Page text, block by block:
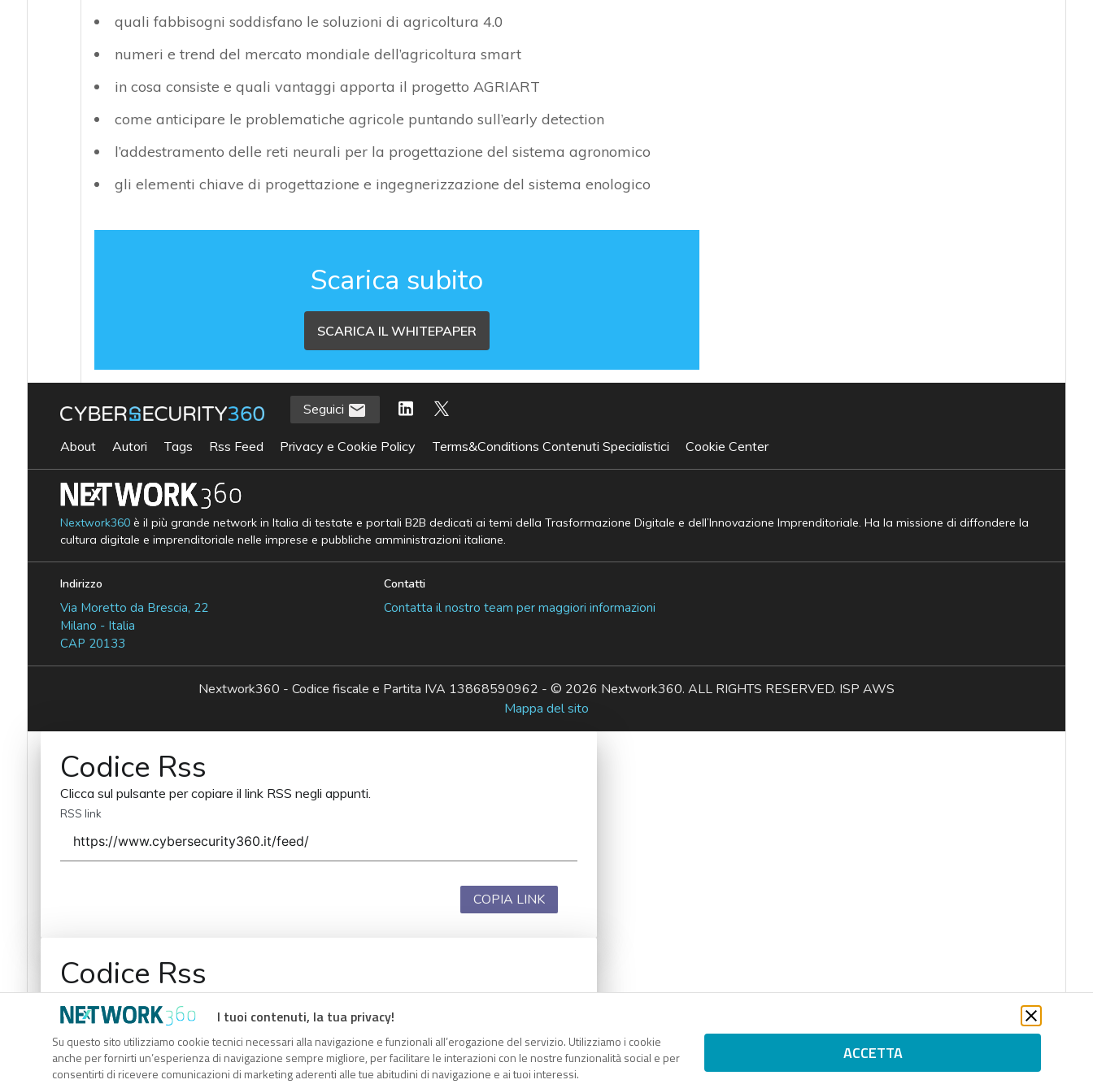
quali fabbisogni soddisfano le soluzioni di agricoltura 4.0
numeri e trend del mercato mondiale dell’agricoltura smart
in cosa consiste e quali vantaggi apporta il progetto AGRIART
come anticipare le problematiche agricole puntando sull’early detection
l’addestramento delle reti neurali per la progettazione del sistema agronomico
gli elementi chiave di progettazione e ingegnerizzazione del sistema enologico
Scarica subito
SCARICA IL WHITEPAPER
I tuoi contenuti, la tua privacy!
Su questo sito utilizziamo cookie tecnici necessari alla navigazione e funzionali all’erogazione del servizio. Utilizziamo i cookie
anche per fornirti un’esperienza di navigazione sempre migliore, per facilitare le interazioni con le nostre funzionalità social e per
consentirti di ricevere comunicazioni di marketing aderenti alle tue abitudini di navigazione e ai tuoi interessi.
ACCETTA
Seguici
About Autori Tags Rss Feed Privacy e Cookie Policy Terms&Conditions Contenuti Specialistici Cookie Center
Nextwork360è il più grande network in Italia di testate e portali B2B dedicati ai temi della Trasformazione Digitale e dell’Innovazione Imprenditoriale. Ha la missione di diffondere la
cultura digitale e imprenditoriale nelle imprese e pubbliche amministrazioni italiane.
Indirizzo
Via Moretto da Brescia, 22
Milano - Italia
CAP 20133
Contatti
Contatta il nostro team per maggiori informazioni
Nextwork360 - Codice fiscale e Partita IVA 13868590962 - © 2026 Nextwork360. ALL RIGHTS RESERVED. ISP AWS
Mappa del sito
Codice Rss
Clicca sul pulsante per copiare il link RSS negli appunti.
RSS link
COPIA LINK
Codice Rss
RSS link